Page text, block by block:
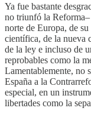
Ya fue bastante
no triunfó la
norte de Europa, de
científica, de la nueva
de la ley e incluso de
reprobables como la
Lamentablemente, no
España a la
especial, en un
libertades como la